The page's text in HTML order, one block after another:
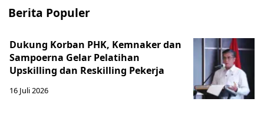
Berita Populer
Dukung Korban PHK, Kemnaker dan
Sampoerna Gelar Pelatihan
Upskilling dan Reskilling Pekerja
16 Juli 2026